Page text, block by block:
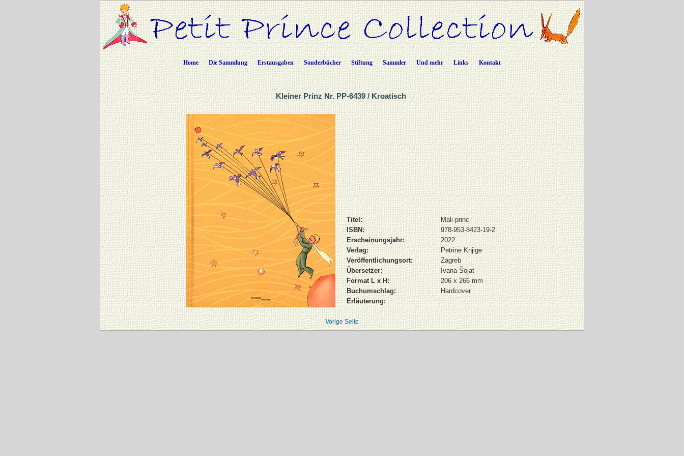
Home Die Sammlung Erstausgaben Sonderbücher Stiftung Sammler Und mehr Links Kontakt
Kleiner Prinz Nr. PP-6439 / Kroatisch
Titel:
Mali princ
ISBN:
978-953-8423-19-2
Erscheinungsjahr:
2022
Verlag:
Petrine Knjige
Veröffentlichungsort:
Zagreb
Übersetzer:
Ivana Šojat
Format L x H:
206 x 266 mm
Buchumschlag:
Hardcover
Erläuterung:
Vorige Seite